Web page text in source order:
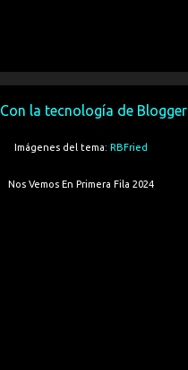
Con la tecnología de Blogger
Imágenes del tema: RBFried
Nos Vemos En Primera Fila 2024